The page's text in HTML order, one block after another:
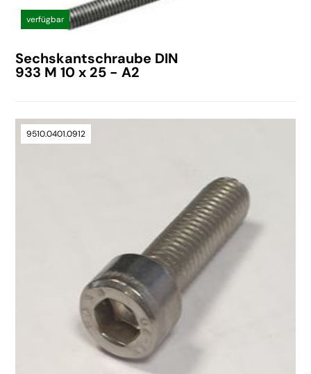
verfügbar
Sechskantschraube DIN
933 M 10 x 25 - A2
9510.0401.0912